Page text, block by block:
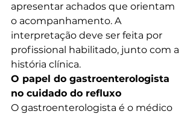
apresentar achados que orientam
o acompanhamento. A
interpretação deve ser feita por
profissional habilitado, junto com a
história clínica.
O papel do gastroenterologista
no cuidado do refluxo
O gastroenterologista é o médico